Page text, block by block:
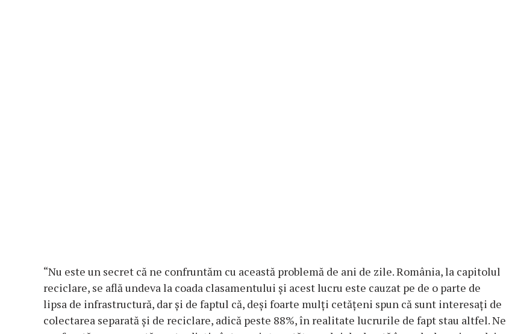
“Nu este un secret că ne confruntăm cu această problemă de ani de zile. România, la capitolul
reciclare, se află undeva la coada clasamentului şi acest lucru este cauzat pe de o parte de
lipsa de infrastructură, dar şi de faptul că, deşi foarte mulţi cetăţeni spun că sunt interesaţi de
colectarea separată şi de reciclare, adică peste 88%, în realitate lucrurile de fapt stau altfel. Ne